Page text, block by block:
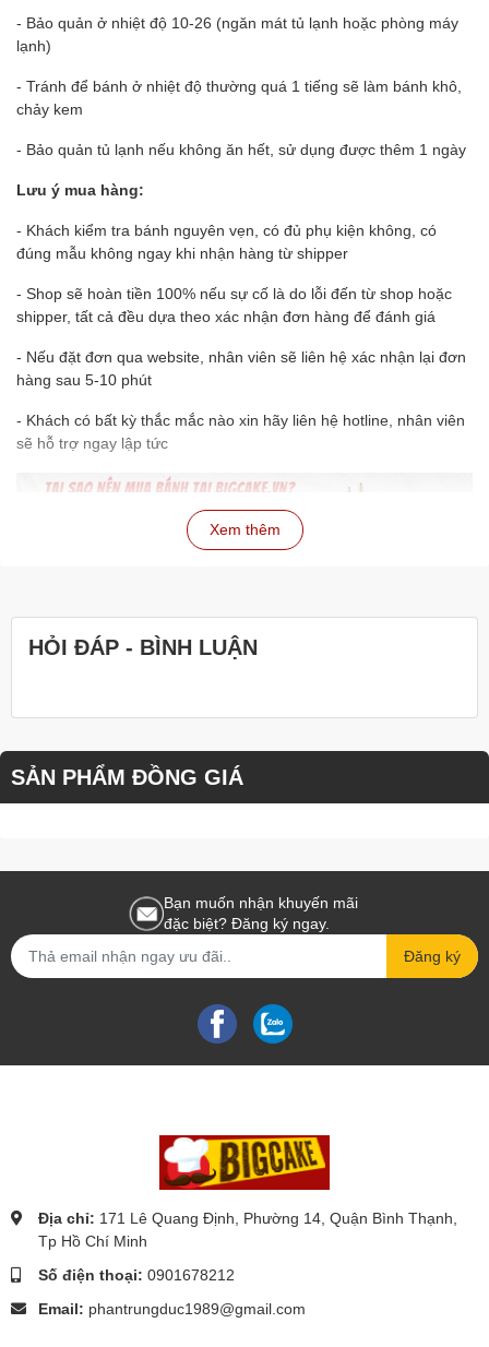
- Bảo quản ở nhiệt độ 10-26 (ngăn mát tủ lạnh hoặc phòng máy
lạnh)
- Tránh để bánh ở nhiệt độ thường quá 1 tiếng sẽ làm bánh khô,
chảy kem
- Bảo quản tủ lạnh nếu không ăn hết, sử dụng được thêm 1 ngày
Lưu ý mua hàng:
- Khách kiểm tra bánh nguyên vẹn, có đủ phụ kiện không, có
đúng mẫu không ngay khi nhận hàng từ shipper
- Shop sẽ hoàn tiền 100% nếu sự cố là do lỗi đến từ shop hoặc
shipper, tất cả đều dựa theo xác nhận đơn hàng để đánh giá
- Nếu đặt đơn qua website, nhân viên sẽ liên hệ xác nhận lại đơn
hàng sau 5-10 phút
- Khách có bất kỳ thắc mắc nào xin hãy liên hệ hotline, nhân viên
sẽ hỗ trợ ngay lập tức
Xem thêm
HỎI ĐÁP - BÌNH LUẬN
SẢN PHẨM ĐỒNG GIÁ
Bạn muốn nhận khuyến mãi
đặc biệt? Đăng ký ngay.
Đăng ký
Địa chỉ: 171 Lê Quang Định, Phường 14, Quận Bình Thạnh,
Tp Hồ Chí Minh
Số điện thoại: 0901678212
Email: phantrungduc1989@gmail.com